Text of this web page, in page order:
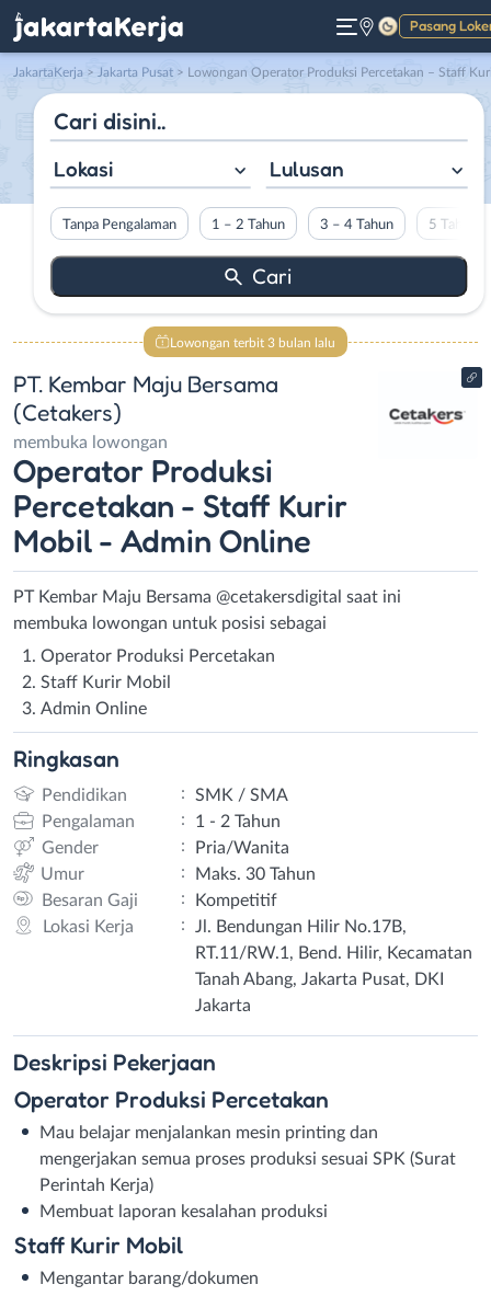
Pasang
Gelap
JakartaKerja > Jakarta Pusat > Lowongan Operator Produksi Percetakan – Staff Kurir Mobil – Admin Online di PT. Kembar Maju Bersama
Lokasi Lulusan
Tanpa Pengalaman 1 – 2 Tahun 3 – 4 Tahun 5 Tahun
Lowongan terbit 3 bulan lalu
PT. Kembar Maju Bersama
(Cetakers)
membuka lowongan
Operator Produksi
Percetakan - Staff Kurir
Mobil - Admin Online
PT Kembar Maju Bersama @cetakersdigital saat ini
membuka lowongan untuk posisi sebagai
Operator Produksi Percetakan
Staff Kurir Mobil
Admin Online
Ringkasan
Pendidikan :
SMK / SMA
Pengalaman
:
1 - 2 Tahun
Gender
:
Pria/Wanita
Umur
:
Maks. 30 Tahun
Besaran Gaji
:
Kompetitif
Lokasi Kerja
:
Jl. Bendungan Hilir No.17B,
RT.11/RW.1, Bend. Hilir, Kecamatan
Tanah Abang, Jakarta Pusat, DKI
Jakarta
Deskripsi Pekerjaan
Operator Produksi Percetakan
Mau belajar menjalankan mesin printing dan
mengerjakan semua proses produksi sesuai SPK (Surat
Perintah Kerja)
Membuat laporan kesalahan produksi
Staff Kurir Mobil
Mengantar barang/dokumen